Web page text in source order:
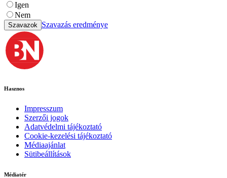
Igen
Nem
Szavazok Szavazás eredménye
Hasznos
Impresszum
Szerzői jogok
Adatvédelmi tájékoztató
Cookie-kezelési tájékoztató
Médiaajánlat
Sütibeállítások
Médiatér